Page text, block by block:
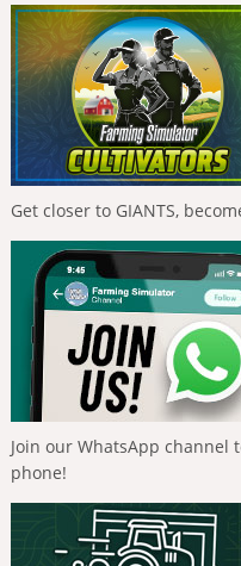
Get closer to GIANTS,
Join our WhatsApp channel
phone!